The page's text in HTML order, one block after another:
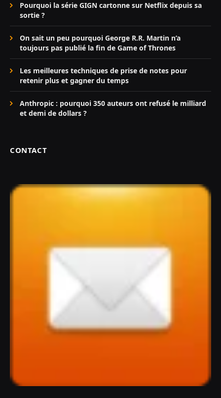
Pourquoi la série GIGN cartonne sur Netflix depuis sa
sortie ?
On sait un peu pourquoi George R.R. Martin n’a
toujours pas publié la fin de Game of Thrones
Les meilleures techniques de prise de notes pour
retenir plus et gagner du temps
Anthropic : pourquoi 350 auteurs ont refusé le milliard
et demi de dollars ?
CONTACT